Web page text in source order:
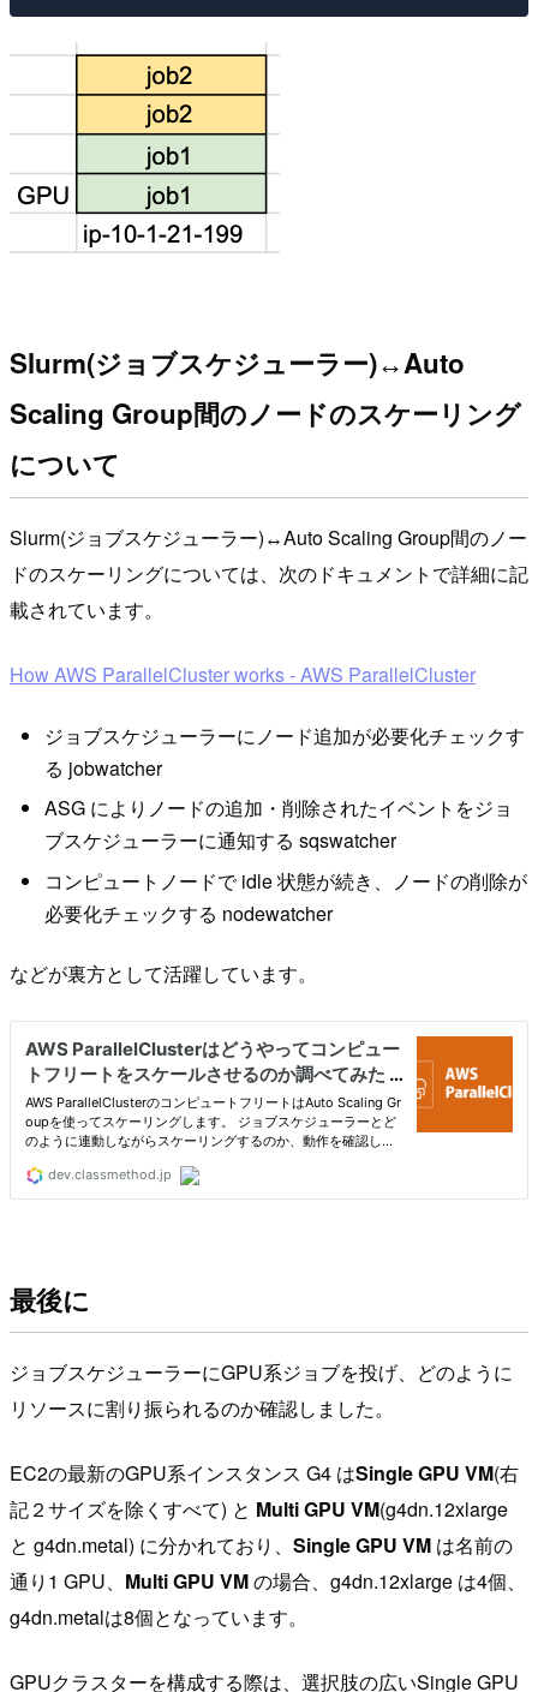
Slurm(ジョブスケジューラー)↔Auto
Scaling Group間のノードのスケーリング
について
Slurm(ジョブスケジューラー)↔Auto Scaling Group間のノー
ドのスケーリングについては、次のドキュメントで詳細に記
載されています。
How AWS ParallelCluster works - AWS ParallelCluster
ジョブスケジューラーにノード追加が必要化チェックす
る jobwatcher
ASG によりノードの追加・削除されたイベントをジョ
ブスケジューラーに通知する sqswatcher
コンピュートノードで idle 状態が続き、ノードの削除が
必要化チェックする nodewatcher
などが裏方として活躍しています。
最後に
ジョブスケジューラーにGPU系ジョブを投げ、どのように
リソースに割り振られるのか確認しました。
EC2の最新のGPU系インスタンス G4 はSingle GPU VM(右
記２サイズを除くすべて) と Multi GPU VM(g4dn.12xlarge
と g4dn.metal) に分かれており、 Single GPU VM は名前の
通り1 GPU、 Multi GPU VMの場合、g4dn.12xlarge は4個、
g4dn.metalは8個となっています。
GPUクラスターを構成する際は、選択肢の広いSingle GPU